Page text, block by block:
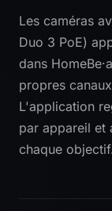
Les caméras
Duo 3 PoE)
dans
propres
L'application
par appareil et
chaque